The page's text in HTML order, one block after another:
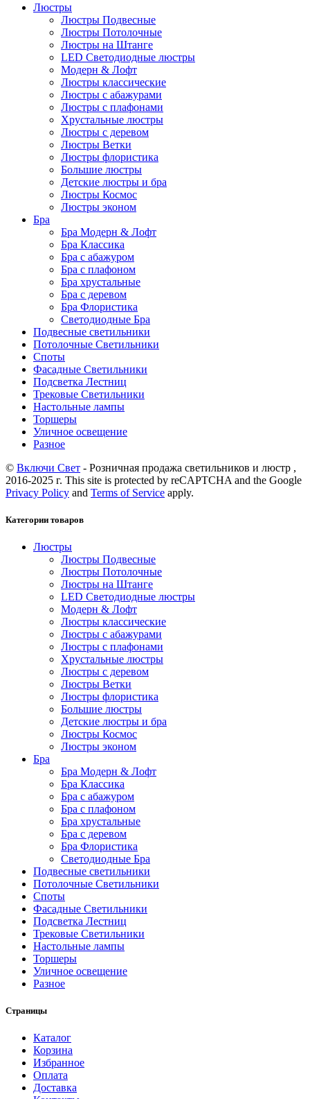
Люстры
Люстры Подвесные
Люстры Потолочные
Люстры на Штанге
LED Светодиодные люстры
Модерн & Лофт
Люстры классические
Люстры с абажурами
Люстры с плафонами
Хрустальные люстры
Люстры с деревом
Люстры Ветки
Люстры флористика
Большие люстры
Детские люстры и бра
Люстры Космос
Люстры эконом
Бра
Бра Модерн & Лофт
Бра Классика
Бра с абажуром
Бра с плафоном
Бра хрустальные
Бра с деревом
Бра Флористика
Светодиодные Бра
Подвесные светильники
Потолочные Светильники
Споты
Фасадные Светильники
Подсветка Лестниц
Трековые Светильники
Настольные лампы
Торшеры
Уличное освещение
Разное
© Включи Свет - Розничная продажа светильников и люстр ,
2016-2025 г. This site is protected by reCAPTCHA and the Google
Privacy Policy and Terms of Service apply.
Категории товаров
Люстры
Люстры Подвесные
Люстры Потолочные
Люстры на Штанге
LED Светодиодные люстры
Модерн & Лофт
Люстры классические
Люстры с абажурами
Люстры с плафонами
Хрустальные люстры
Люстры с деревом
Люстры Ветки
Люстры флористика
Большие люстры
Детские люстры и бра
Люстры Космос
Люстры эконом
Бра
Бра Модерн & Лофт
Бра Классика
Бра с абажуром
Бра с плафоном
Бра хрустальные
Бра с деревом
Бра Флористика
Светодиодные Бра
Подвесные светильники
Потолочные Светильники
Споты
Фасадные Светильники
Подсветка Лестниц
Трековые Светильники
Настольные лампы
Торшеры
Уличное освещение
Разное
Страницы
Каталог
Корзина
Избранное
Оплата
Доставка